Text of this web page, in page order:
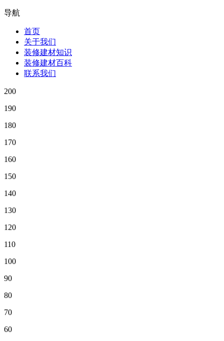
导航
首页
关于我们
装修建材知识
装修建材百科
联系我们
200
190
180
170
160
150
140
130
120
110
100
90
80
70
60